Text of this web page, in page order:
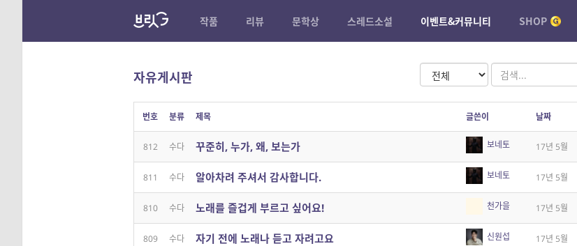
작품 리뷰 문학상 스레드소설 이벤트&커뮤니티 SHOP
자유게시판
번호 분류 제목 글쓴이 날짜
812 수다 꾸준히, 누가, 왜, 보는가 보네토 17년 5월
811 수다 알아차려 주셔서 감사합니다. 보네토 17년 5월
810 수다 노래를 즐겁게 부르고 싶어요! 천가을 17년 5월
809 수다 자기 전에 노래나 듣고 자려고요 신원섭 17년 5월